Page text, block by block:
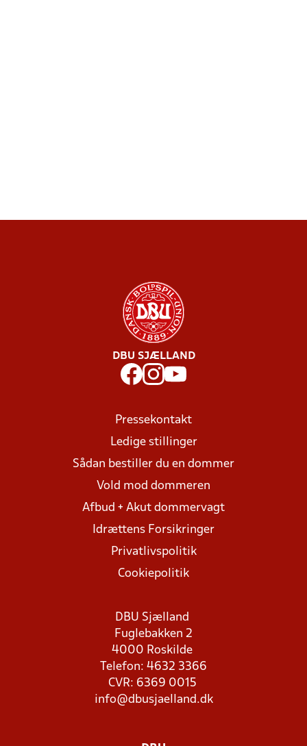
DBU SJÆLLAND
Pressekontakt
Ledige stillinger
Sådan bestiller du en dommer
Vold mod dommeren
Afbud + Akut dommervagt
Idrættens Forsikringer
Privatlivspolitik
Cookiepolitik
DBU Sjælland
Fuglebakken 2
4000 Roskilde
Telefon: 4632 3366
CVR: 6369 0015
info@dbusjaelland.dk